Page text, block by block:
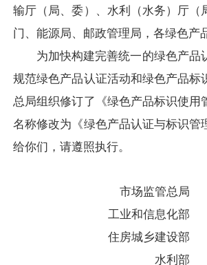
输厅（局、委）、水利（水务）厅（
门、能源局、邮政管理局，各绿色产
为加快构建完善统一的绿色产品
规范绿色产品认证活动和绿色产品标
总局组织修订了《绿色产品标识使用
名称修改为《绿色产品认证与标识管
给你们，请遵照执行。
市场监管总局
工业和信息化
住房城乡建设
水利